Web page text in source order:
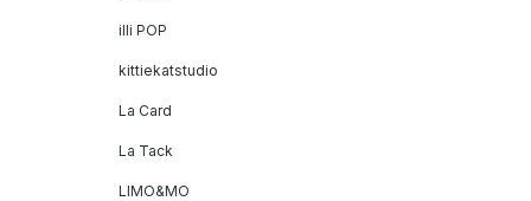
illi POP
kittiekatstudio
La Card
La Tack
LIMO&MO